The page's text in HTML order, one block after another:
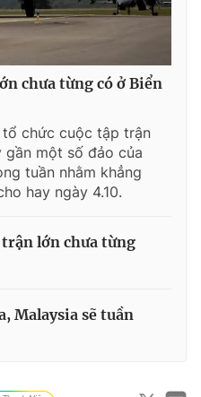
chưa từng có ở Biển
tổ chức cuộc tập trận
một số đảo của
tuần nhằm khẳng
hay ngày 4.10.
lớn chưa từng
Malaysia sẽ tuần